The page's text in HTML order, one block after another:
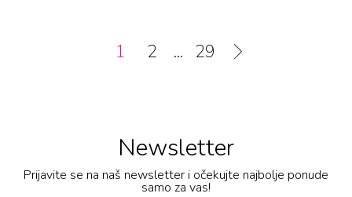
1 2 ... 29
Newsletter
Prijavite se na naš newsletter i očekujte najbolje ponude
samo za vas!